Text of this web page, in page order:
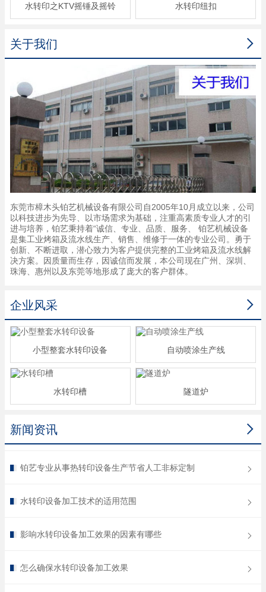
水转印之KTV摇锤及摇铃 水转印纽扣

关于我们
东莞市樟木头铂艺机械设备有限公司自2005年10月成立以来，公司
以科技进步为先导、以市场需求为基础，注重高素质专业人才的引
进与培养，铂艺秉持着“诚信、专业、品质、服务、 铂艺机械设备
是集工业烤箱及流水线生产、销售、维修于一体的专业公司。勇于
创新、不断进取，潜心致力为客户提供完整的工业烤箱及流水线解
决方案。因质量而生存，因诚信而发展，本公司现在广州、深圳、
珠海、惠州以及东莞等地形成了庞大的客户群体。

企业风采
小型整套水转印设备 自动喷涂生产线
水转印槽 隧道炉

新闻资讯
铂艺专业从事热转印设备生产节省人工非标定制
水转印设备加工技术的适用范围
影响水转印设备加工效果的因素有哪些
怎么确保水转印设备加工效果